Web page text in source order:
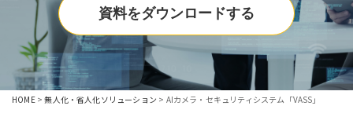
HOME>無人化・省人化ソリューション > AIカメラ・セキュリティシステム「VASS」
資料をダウンロードする